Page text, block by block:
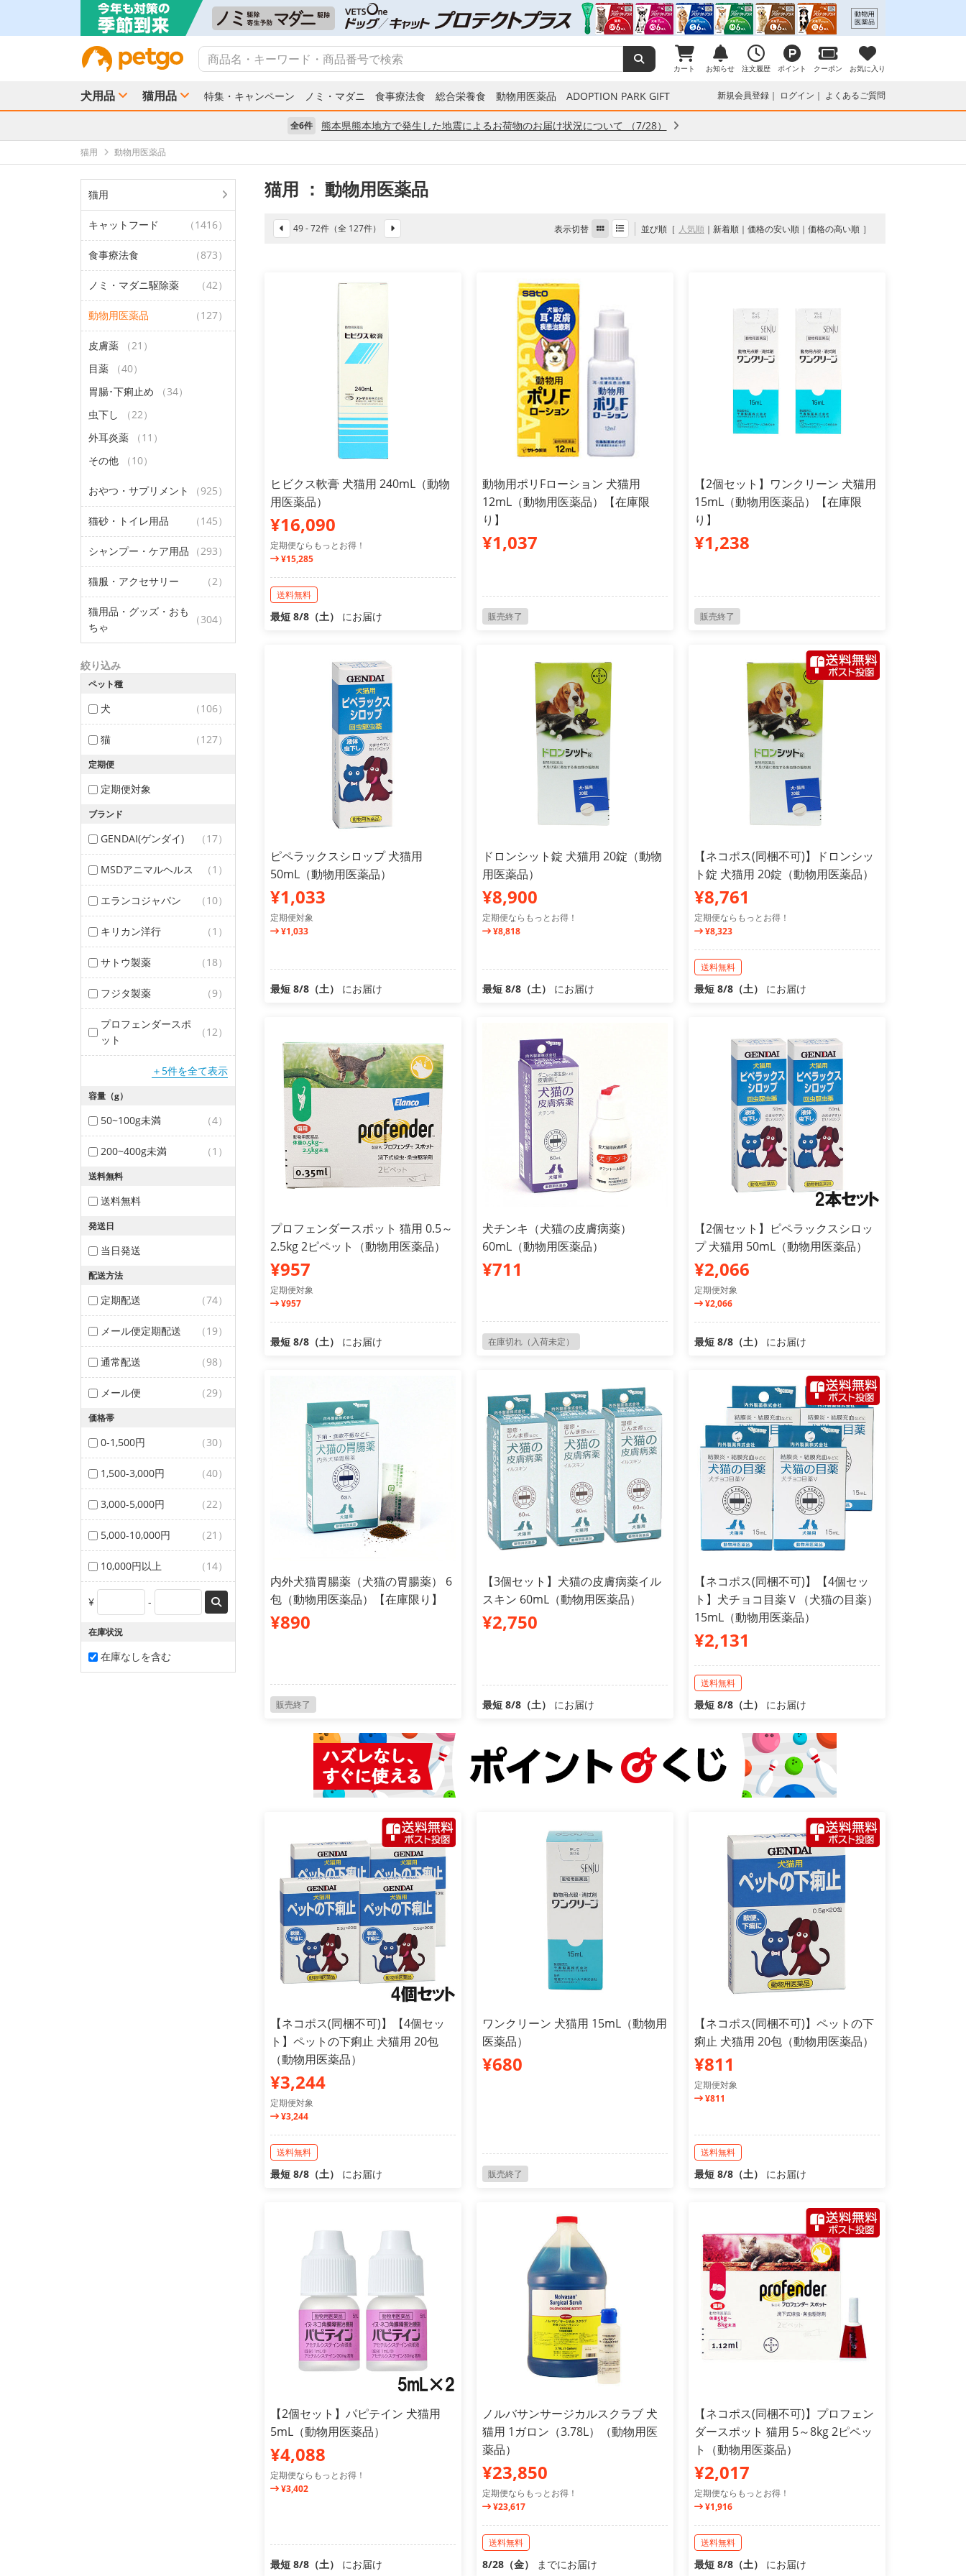
カート お知らせ 注文履歴 ポイント クーポン お気に入り
犬用品 猫用品 特集・キャンペーン ノミ・マダニ 食事療法食 総合栄養食 動物用医薬品 ADOPTION PARK GIFT 新規会員登録 ログイン よくあるご質問
全6件 熊本県熊本地方で発生した地震によるお荷物のお届け状況について （7/28）
猫用 動物用医薬品
猫用
キャットフード （1416）
食事療法食 （873）
ノミ・マダニ駆除薬 （42）
動物用医薬品 （127）
皮膚薬
（21）
目薬
（40）
胃腸･下痢止め
（34）
虫下し
（22）
外耳炎薬
（11）
その他
（10）
おやつ・サプリメント （925）
猫砂・トイレ用品 （145）
シャンプー・ケア用品 （293）
猫服・アクセサリー （2）
猫用品・グッズ・おも
ちゃ
（304）
絞り込み
ペット種
犬 （106）
猫 （127）
定期便
定期便対象
ブランド
GENDAI(ゲンダイ) （17）
MSDアニマルヘルス （1）
エランコジャパン （10）
キリカン洋行 （1）
サトウ製薬 （18）
フジタ製薬 （9）
プロフェンダースポ
ット
（12）
＋5件を全て表示
容量（g）
50~100g未満 （4）
200~400g未満 （1）
送料無料
送料無料
発送日
当日発送
配送方法
定期配送 （74）
メール便定期配送 （19）
通常配送 （98）
メール便 （29）
価格帯
0-1,500円 （30）
1,500-3,000円 （40）
3,000-5,000円 （22）
5,000-10,000円 （21）
10,000円以上 （14）
¥ -
在庫状況
在庫なしを含む
猫用 ： 動物用医薬品
49 - 72件（全 127件） 表示切替 並び順 人気順 新着順 価格の安い順 価格の高い順
ヒビクス軟膏 犬猫用 240mL（動物
用医薬品）
¥16,090
定期便ならもっとお得！
¥15,285
送料無料
最短 8/8（土） にお届け
動物用ポリFローション 犬猫用
12mL（動物用医薬品）【在庫限
り】
¥1,037
販売終了
【2個セット】ワンクリーン 犬猫用
15mL（動物用医薬品）【在庫限
り】
¥1,238
販売終了
ピペラックスシロップ 犬猫用
50mL（動物用医薬品）
¥1,033
定期便対象
¥1,033
最短 8/8（土） にお届け
ドロンシット錠 犬猫用 20錠（動物
用医薬品）
¥8,900
定期便ならもっとお得！
¥8,818
最短 8/8（土） にお届け
【ネコポス(同梱不可)】ドロンシッ
ト錠 犬猫用 20錠（動物用医薬品）
¥8,761
定期便ならもっとお得！
¥8,323
送料無料
最短 8/8（土） にお届け
プロフェンダースポット 猫用 0.5～
2.5kg 2ピペット（動物用医薬品）
¥957
定期便対象
¥957
最短 8/8（土） にお届け
犬チンキ（犬猫の皮膚病薬）
60mL（動物用医薬品）
¥711
在庫切れ（入荷未定）
【2個セット】ピペラックスシロッ
プ 犬猫用 50mL（動物用医薬品）
¥2,066
定期便対象
¥2,066
最短 8/8（土） にお届け
内外犬猫胃腸薬（犬猫の胃腸薬） 6
包（動物用医薬品）【在庫限り】
¥890
販売終了
【3個セット】犬猫の皮膚病薬イル
スキン 60mL（動物用医薬品）
¥2,750
最短 8/8（土） にお届け
【ネコポス(同梱不可)】【4個セッ
ト】犬チョコ目薬Ｖ（犬猫の目薬）
15mL（動物用医薬品）
¥2,131
送料無料
最短 8/8（土） にお届け
【ネコポス(同梱不可)】【4個セッ
ト】ペットの下痢止 犬猫用 20包
（動物用医薬品）
¥3,244
定期便対象
¥3,244
送料無料
最短 8/8（土） にお届け
ワンクリーン 犬猫用 15mL（動物用
医薬品）
¥680
販売終了
【ネコポス(同梱不可)】ペットの下
痢止 犬猫用 20包（動物用医薬品）
¥811
定期便対象
¥811
送料無料
最短 8/8（土） にお届け
【2個セット】パピテイン 犬猫用
5mL（動物用医薬品）
¥4,088
定期便ならもっとお得！
¥3,402
最短 8/8（土） にお届け
ノルバサンサージカルスクラブ 犬
猫用 1ガロン（3.78L）（動物用医
薬品）
¥23,850
定期便ならもっとお得！
¥23,617
送料無料
8/28（金） までにお届け
【ネコポス(同梱不可)】プロフェン
ダースポット 猫用 5～8kg 2ピペッ
ト（動物用医薬品）
¥2,017
定期便ならもっとお得！
¥1,916
送料無料
最短 8/8（土） にお届け